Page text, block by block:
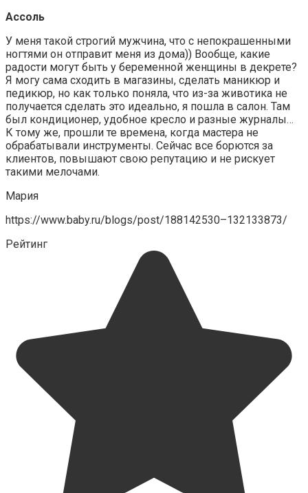
Ассоль
У меня такой строгий мужчина, что с непокрашенными
ногтями он отправит меня из дома)) Вообще, какие
радости могут быть у беременной женщины в декрете?
Я могу сама сходить в магазины, сделать маникюр и
педикюр, но как только поняла, что из-за животика не
получается сделать это идеально, я пошла в салон. Там
был кондиционер, удобное кресло и разные журналы…
К тому же, прошли те времена, когда мастера не
обрабатывали инструменты. Сейчас все борются за
клиентов, повышают свою репутацию и не рискует
такими мелочами.
Мария
https://www.baby.ru/blogs/post/188142530–132133873/
Рейтинг